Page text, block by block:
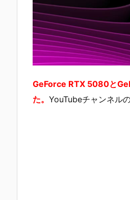
GeForce RTX 5080と
た。 YouTubeチャンネル